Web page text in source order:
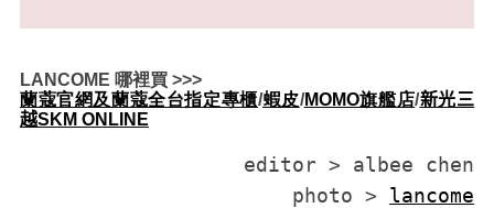
LANCOME 哪裡買 >>>
蘭蔻官網及蘭蔻全台指定專櫃/蝦皮/MOMO旗艦店/新光三
越SKM ONLINE
editor > albee chen
photo > lancome